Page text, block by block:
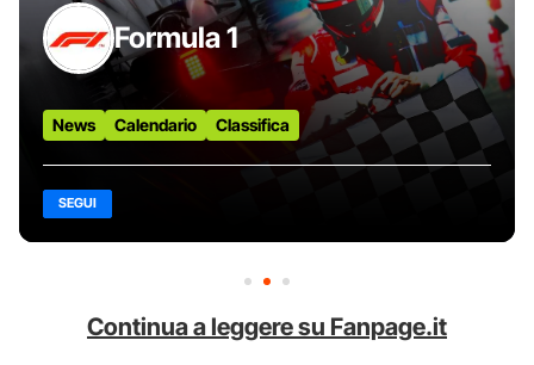
Formula 1
News Calendario Classifica
SEGUI
Continua a leggere su Fanpage.it